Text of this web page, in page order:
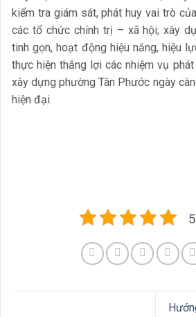
kiểm tra giám sát, phát huy vai trò
các tổ chức chính trị – xã hội; xây
tinh gọn, hoạt động hiệu năng, hiệu
thực hiện thắng lợi các nhiệm vụ
xây dựng phường Tân Phước ngày
hiện đại.